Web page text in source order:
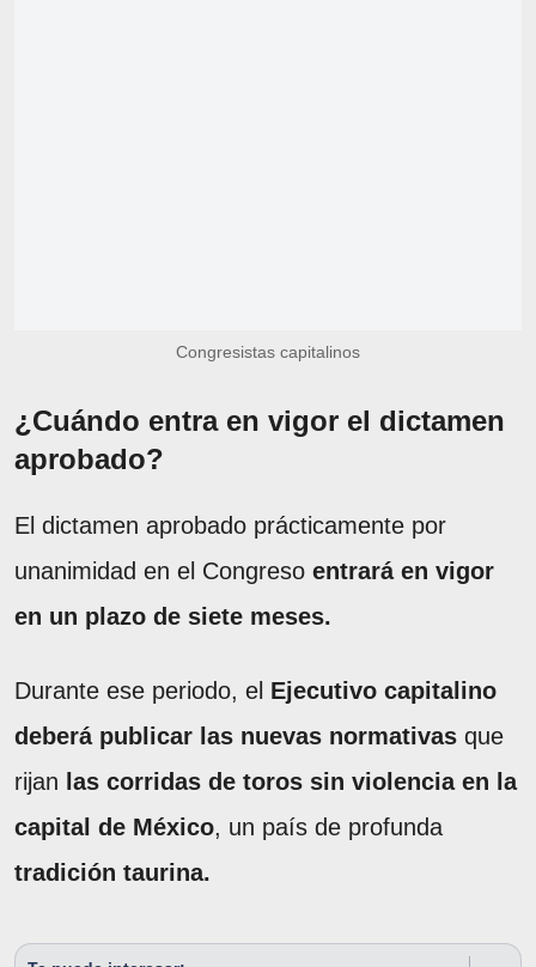
Congresistas capitalinos
¿Cuándo entra en vigor el dictamen
aprobado?
El dictamen aprobado prácticamente por
unanimidad en el Congreso entrará en vigor
en un plazo de siete meses.
Durante ese periodo, el Ejecutivo capitalino
deberá publicar las nuevas normativas que
rijan las corridas de toros sin violencia en la
capital de México, un país de profunda
tradición taurina.